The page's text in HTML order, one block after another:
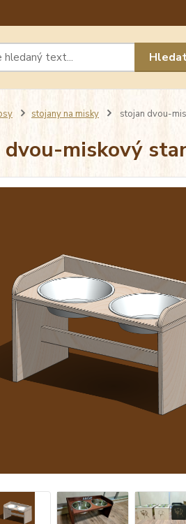
stojany na misky stojan dvou-
miskový